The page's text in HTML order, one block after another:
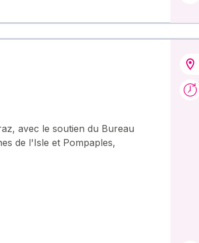
avec le soutien du Bureau
de l'Isle et Pompaples,